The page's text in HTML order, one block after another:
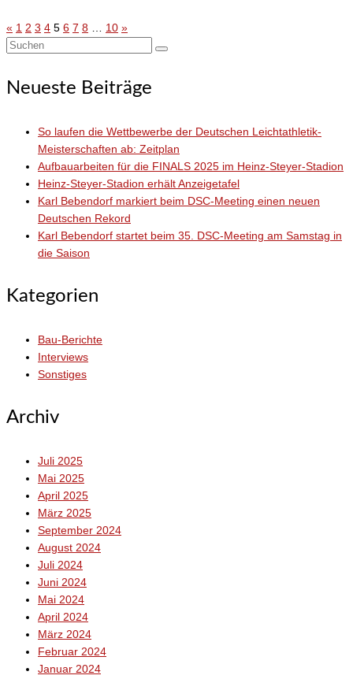
Seitennummerierung
Beiträge
« 1 2 3 4 5 6 7 8 … 10 »
Suchen
Neueste Beiträge
So laufen die Wettbewerbe der Deutschen Leichtathletik-
Meisterschaften ab: Zeitplan
Aufbauarbeiten für die FINALS 2025 im Heinz-Steyer-Stadion
Heinz-Steyer-Stadion erhält Anzeigetafel
Karl Bebendorf markiert beim DSC-Meeting einen neuen
Deutschen Rekord
Karl Bebendorf startet beim 35. DSC-Meeting am Samstag in
die Saison
Kategorien
Bau-Berichte
Interviews
Sonstiges
Archiv
Juli 2025
Mai 2025
April 2025
März 2025
September 2024
August 2024
Juli 2024
Juni 2024
Mai 2024
April 2024
März 2024
Februar 2024
Januar 2024